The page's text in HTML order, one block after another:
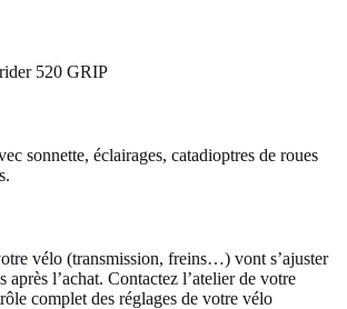
520 GRIP
sonnette, éclairages, catadioptres de roues
vélo (transmission, freins…) vont s’ajuster
après l’achat. Contactez l’atelier de votre
complet des réglages de votre vélo